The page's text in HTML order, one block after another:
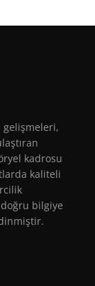
gelişmeleri,
kadrosu
kaliteli
bilgiye